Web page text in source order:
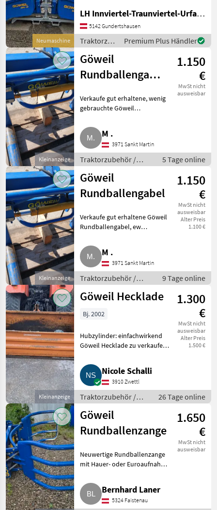
Traktorzubehoer
Frontlader
Goeweil
KATEGORIE
WÄHLEN
Göweil
Hauer
Stoll
Alö
Metal-Technik
Hydrac
Alle 44
anzeigen
MARKTPLATZ
Marktplatz Händlerangebote Kleinanzeigen
Neumaschine
2025, präsentiert sich als
eine Neumaschine in der
Zustandsklasse "Besonders
gut" (Klasse 1).
LH Innviertel-Traunviertel-Urfahr eGen, Gundertshausen
5142 Gundertshausen
Traktorzubehör
/ Göweil
Premium Plus Händler
Kleinanzeige
Göweil
Rundballengabel
1.150
€
MwSt nicht
ausweisbar
Verkaufe gut erhaltene, wenig
gebrauchte Göweil
Traktorzubehör Frontlader
M .
3971 Sankt Martin
Traktorzubehör /
Frontlader
5 Tage online
Kleinanzeige
Göweil
Rundballengabel
1.150
€
MwSt nicht
ausweisbar
Alter Preis
1.100 €
Verkaufe gut erhaltene Göweil
Rundballengabel, ew
wegen Nichtgebrauch zu
verkaufen. Traktorzubehör
Frontlader
M .
3971 Sankt Martin
Traktorzubehör /
Frontlader
9 Tage online
Kleinanzeige
Göweil Hecklade
1.300
€
MwSt nicht
ausweisbar
Alter Preis
1.500 €
Bj. 2002
Hubzylinder: einfachwirkend
Göweil Hecklade zu verkaufen,
Traktorzubehör Frontlader
Nicole Schalli
3910 Zwettl
Traktorzubehör /
Frontlader
26 Tage online
Göweil
Rundballenzange
1.650
€
MwSt nicht
ausweisbar
Neuwertige Rundballenzange
mit Hauer- oder Euroaufnahme.
Bernhard Laner
5324 Faistenau